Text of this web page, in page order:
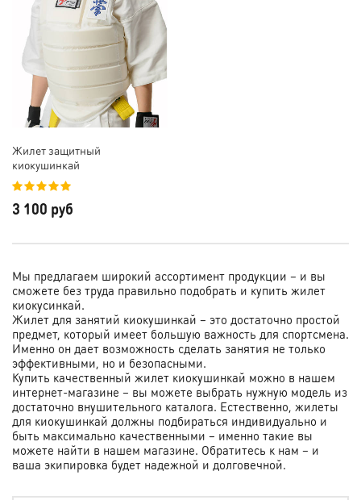
Жилет защитный
киокушинкай
3 100 руб
Мы предлагаем широкий ассортимент продукции – и вы
сможете без труда правильно подобрать и купить жилет
киокусинкай.
Жилет для занятий киокушинкай – это достаточно простой
предмет, который имеет большую важность для спортсмена.
Именно он дает возможность сделать занятия не только
эффективными, но и безопасными.
Купить качественный жилет киокушинкай можно в нашем
интернет-магазине – вы можете выбрать нужную модель из
достаточно внушительного каталога. Естественно, жилеты
для киокушинкай должны подбираться индивидуально и
быть максимально качественными – именно такие вы
можете найти в нашем магазине. Обратитесь к нам – и
ваша экипировка будет надежной и долговечной.